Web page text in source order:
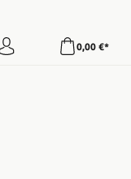
0,00 €*